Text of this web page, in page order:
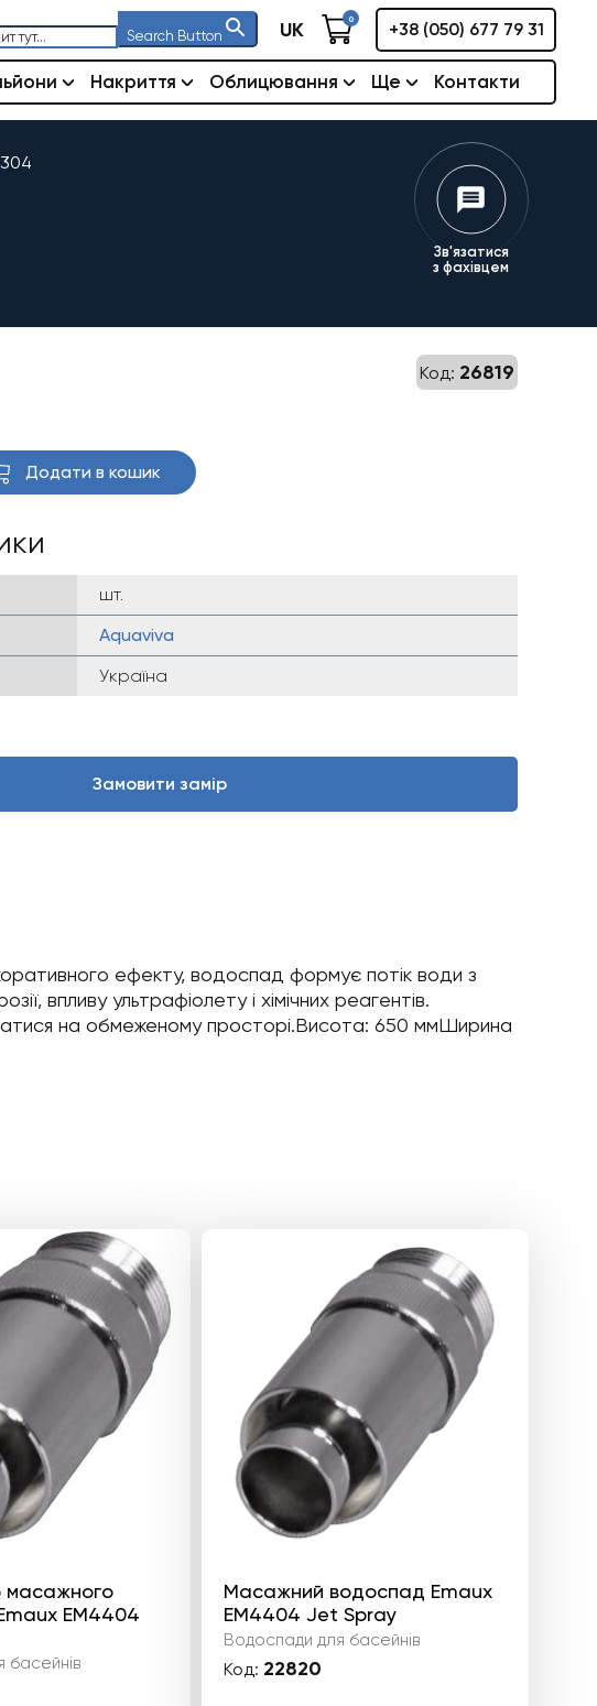
Search Button UK 0
+38 (050) 677 79 31
Накриття Облицювання Ще Контакти
Зв'язатися
з фахівцем
Код: 26819
Додати в кошик
шт.
Aquaviva
Україна
Замовити замір
ефекту, водоспад формує потік води з
впливу ультрафіолету і хімічних реагентів.
на обмеженому просторі.Висота: 650 ммШирина
EM4404
басейнів
Масажний водоспад Emaux
EM4404 Jet Spray
Водоспади для басейнів
Код: 22820